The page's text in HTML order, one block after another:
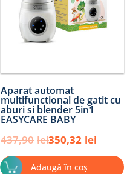
Aparat automat
multifunctional de gatit cu
aburi si blender 5in1
EASYCARE BABY
437,90 lei350,32 lei
Adaugă în coș